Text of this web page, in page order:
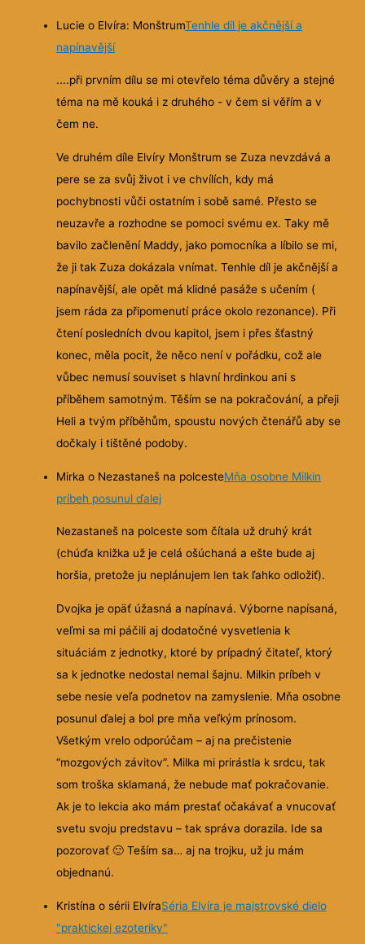
Lucie o Elvíra: MonštrumTenhle díl je akčnější a
napínavější
....při prvním dílu se mi otevřelo téma důvěry a stejné
téma na mě kouká i z druhého - v čem si věřím a v
čem ne.
Ve druhém díle Elvíry Monštrum se Zuza nevzdává a
pere se za svůj život i ve chvílích, kdy má
pochybnosti vůči ostatním i sobě samé. Přesto se
neuzavře a rozhodne se pomoci svému ex. Taky mě
bavilo začlenění Maddy, jako pomocníka a líbilo se mi,
že ji tak Zuza dokázala vnímat. Tenhle díl je akčnější a
napínavější, ale opět má klidné pasáže s učením (
jsem ráda za připomenutí práce okolo rezonance). Při
čtení posledních dvou kapitol, jsem i přes šťastný
konec, měla pocit, že něco není v pořádku, což ale
vůbec nemusí souviset s hlavní hrdinkou ani s
příběhem samotným. Těším se na pokračování, a přeji
Heli a tvým příběhům, spoustu nových čtenářů aby se
dočkaly i tištěné podoby.
Mirka o Nezastaneš na polcesteMňa osobne Milkin
príbeh posunul ďalej
Nezastaneš na polceste som čítala už druhý krát
(chúďa knižka už je celá ošúchaná a ešte bude aj
horšia, pretože ju neplánujem len tak ľahko odložiť).
Dvojka je opäť úžasná a napínavá. Výborne napísaná,
veľmi sa mi páčili aj dodatočné vysvetlenia k
situáciám z jednotky, ktoré by prípadný čitateľ, ktorý
sa k jednotke nedostal nemal šajnu. Milkin príbeh v
sebe nesie veľa podnetov na zamyslenie. Mňa osobne
posunul ďalej a bol pre mňa veľkým prínosom.
Všetkým vrelo odporúčam – aj na prečistenie
“mozgových závitov”. Milka mi prirástla k srdcu, tak
som troška sklamaná, že nebude mať pokračovanie.
Ak je to lekcia ako mám prestať očakávať a vnucovať
svetu svoju predstavu – tak správa dorazila. Ide sa
pozorovať🙂 Teším sa… aj na trojku, už ju mám
objednanú.
Kristína o sérii ElvíraSéria Elvíra je majstrovské dielo
"praktickej ezoteriky"